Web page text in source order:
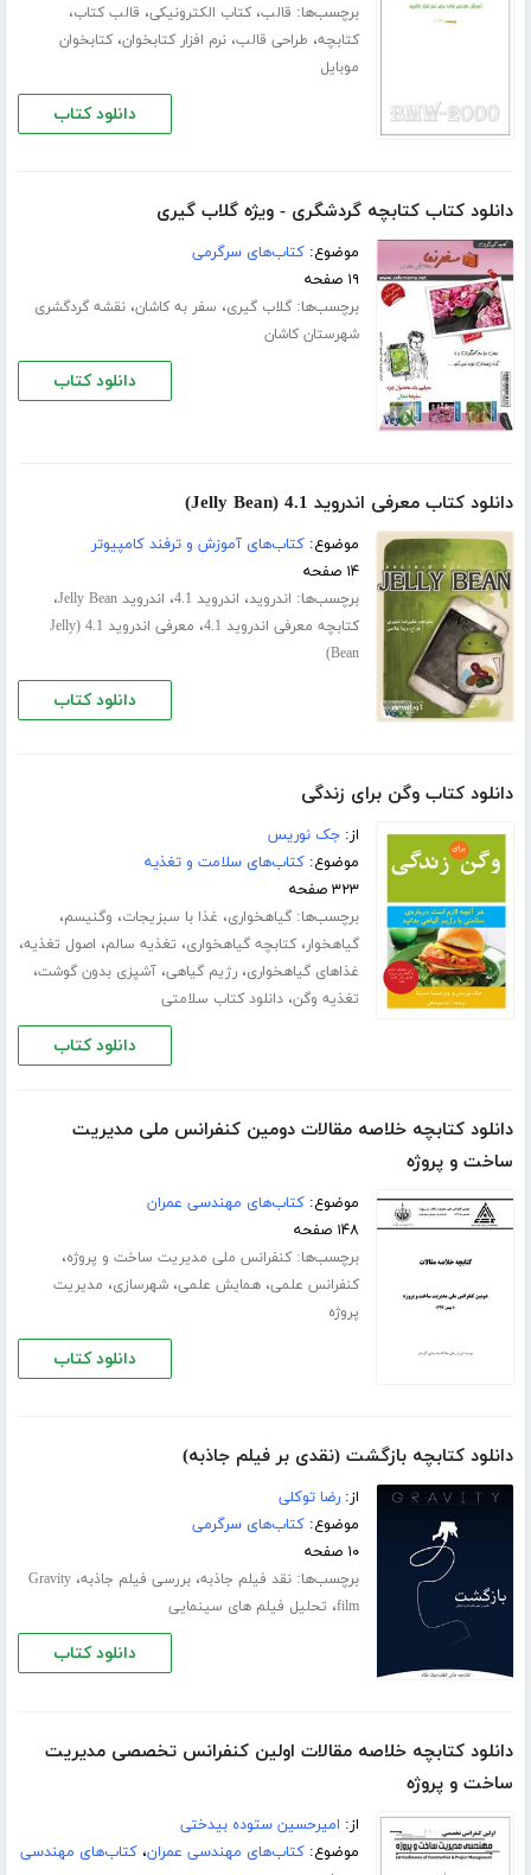
برچسب‌ها: قالب،کتاب الکترونیکی، قالب کتاب،
کتابچه، طراحی قالب،نرم افزار کتابخوان،کتابخوان
موبایل
دانلود کتاب
دانلود کتاب کتابچه گردشگری - ویژه گلاب گیری
موضوع:کتاب‌های سرگرمی
۱۹ صفحه
برچسب‌ها:گلاب گیری، سفر به کاشان،نقشه گردگشری
شهرستان کاشان
دانلود کتاب
دانلود کتاب معرفی اندروید 4.1 (Jelly Bean)
موضوع:کتاب‌های آموزش و ترفند کامپیوتر
۱۴ صفحه
برچسب‌ها: اندروید، اندروید 4.1 ، اندروید Jelly Bean ،
کتابچه معرفی اندروید 4.1 ،
معرفی اندروید 4.1 (Jelly
Bean)
دانلود کتاب
دانلود کتاب وگن برای زندگی
از:جک نوریس
موضوع:کتاب‌های سلامت و تغذیه
۳۲۳ صفحه
برچسب‌ها:گیاهخواری، غذا با سبزیجات، وگنیسم،
گیاهخوار،کتابچه گیاهخواری، تغذیه سالم، اصول تغذیه،
غذاهای گیاهخواری،رژیم گیاهی،آشپزی بدون گوشت،
تغذیه وگن،دانلود کتاب سلامتی
دانلود کتاب
دانلود کتابچه خلاصه مقالات دومین کنفرانس ملی مدیریت
ساخت و پروژه
موضوع:کتاب‌های مهندسی عمران
۱۴۸ صفحه
برچسب‌ها:کنفرانس ملی مدیریت ساخت و پروژه،
کنفرانس علمی،همایش علمی،شهرسازی، مدیریت
پروژه
دانلود کتاب
دانلود کتابچه بازگشت (نقدی بر فیلم جاذبه)
از:رضا توکلی
موضوع:کتاب‌های سرگرمی
۱۰ صفحه
برچسب‌ها:نقد فیلم جاذبه،بررسی فیلم جاذبه،Gravity
film، تحلیل فیلم های سینمایی
دانلود کتاب
دانلود کتابچه خلاصه مقالات اولین کنفرانس تخصصی مدیریت
ساخت و پروژه
از: امیرحسین ستوده بیدختی
موضوع:کتاب‌های مهندسی عمران،کتاب‌های مهندسی